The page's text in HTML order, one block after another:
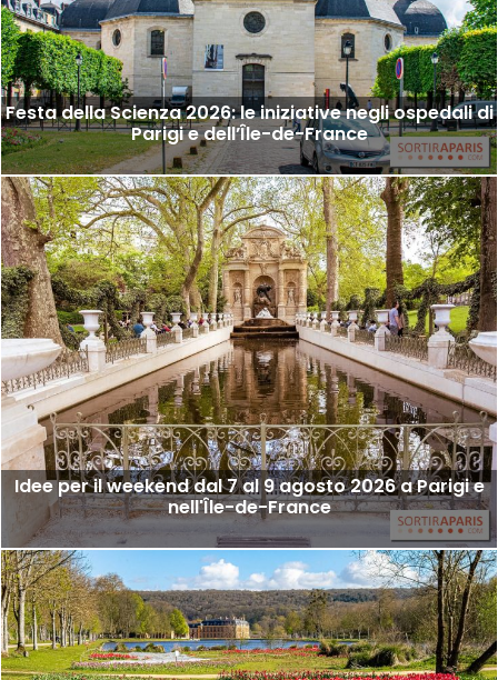
Festa della Scienza 2026: le iniziative negli ospedali di
Parigi e dell’Île-de-France
Idee per il weekend dal 7 al 9 agosto 2026 a Parigi e
nell'Île-de-France